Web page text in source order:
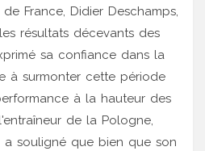
France, Didier Deschamps,
résultats décevants des
sa confiance dans la
à surmonter cette période
à la hauteur des
de la Pologne,
a souligné que bien que son